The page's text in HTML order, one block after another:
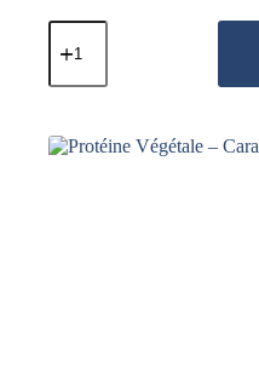
quantité
de
Végétale
Chocolat
Naturel